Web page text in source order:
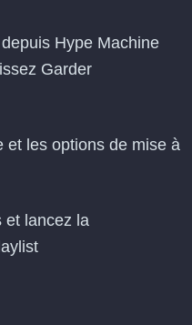
Hype Machine
Garder
et les options de mise à
et lancez la